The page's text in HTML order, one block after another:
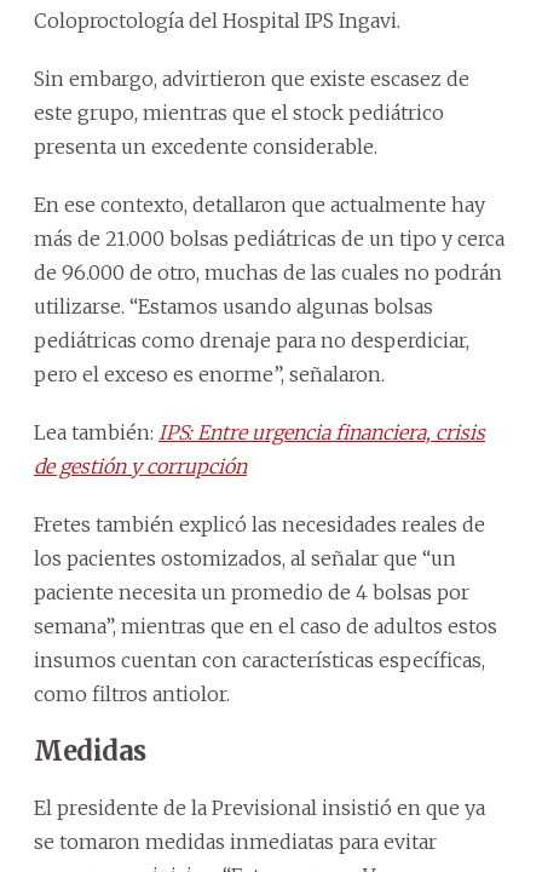
Coloproctología del Hospital IPS Ingavi.
Sin embargo, advirtieron que existe escasez de
este grupo, mientras que el stock pediátrico
presenta un excedente considerable.
En ese contexto, detallaron que actualmente hay
más de 21.000 bolsas pediátricas de un tipo y cerca
de 96.000 de otro, muchas de las cuales no podrán
utilizarse. “Estamos usando algunas bolsas
pediátricas como drenaje para no desperdiciar,
pero el exceso es enorme”, señalaron.
Lea también: IPS: Entre urgencia financiera, crisis
de gestión y corrupción
Fretes también explicó las necesidades reales de
los pacientes ostomizados, al señalar que “un
paciente necesita un promedio de 4 bolsas por
semana”, mientras que en el caso de adultos estos
insumos cuentan con características específicas,
como filtros antiolor.
Medidas
El presidente de la Previsional insistió en que ya
se tomaron medidas inmediatas para evitar